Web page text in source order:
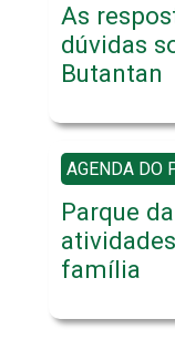
As
dúvidas
Butantan
AGENDA DO
Parque
família